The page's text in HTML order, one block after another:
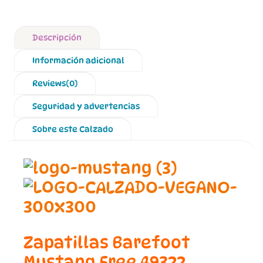
Descripción
Información adicional
Reviews(0)
Seguridad y advertencias
Sobre este Calzado
Zapatillas Barefoot